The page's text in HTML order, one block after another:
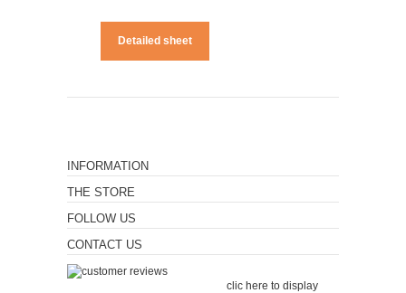
Detailed sheet
INFORMATION
THE STORE
FOLLOW US
CONTACT US
clic here to display